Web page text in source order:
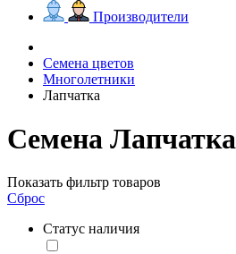
Производители
Семена цветов
Многолетники
Лапчатка
Семена Лапчатка
Показать фильтр товаров
Сброс
Статус наличия